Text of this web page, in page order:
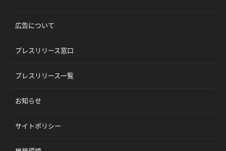
広告について
プレスリリース窓口
プレスリリース一覧
お知らせ
サイトポリシー